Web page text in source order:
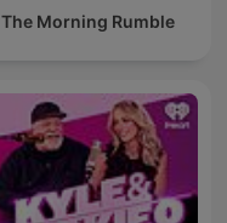
The Morning Rumble